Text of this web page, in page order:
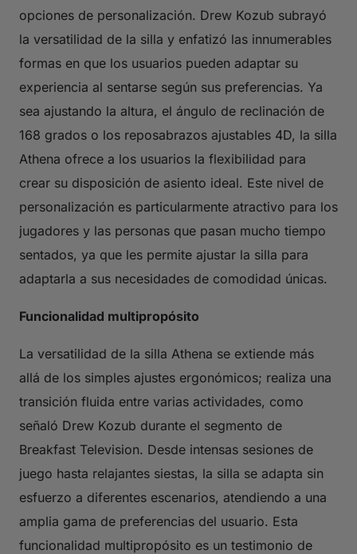
opciones de personalización. Drew Kozub subrayó
la versatilidad de la silla y enfatizó las innumerables
formas en que los usuarios pueden adaptar su
experiencia al sentarse según sus preferencias. Ya
sea ajustando la altura, el ángulo de reclinación de
168 grados o los reposabrazos ajustables 4D, la silla
Athena ofrece a los usuarios la flexibilidad para
crear su disposición de asiento ideal. Este nivel de
personalización es particularmente atractivo para los
jugadores y las personas que pasan mucho tiempo
sentados, ya que les permite ajustar la silla para
adaptarla a sus necesidades de comodidad únicas.
Funcionalidad multipropósito
La versatilidad de la silla Athena se extiende más
allá de los simples ajustes ergonómicos; realiza una
transición fluida entre varias actividades, como
señaló Drew Kozub durante el segmento de
Breakfast Television. Desde intensas sesiones de
juego hasta relajantes siestas, la silla se adapta sin
esfuerzo a diferentes escenarios, atendiendo a una
amplia gama de preferencias del usuario. Esta
funcionalidad multipropósito es un testimonio de